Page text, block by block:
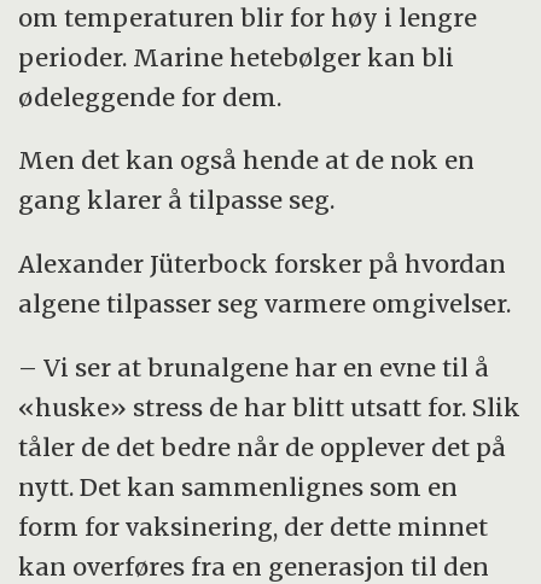
om temperaturen blir for høy i lengre
perioder. Marine hetebølger kan bli
ødeleggende for dem.
Men det kan også hende at de nok en
gang klarer å tilpasse seg.
Alexander Jüterbock forsker på hvordan
algene tilpasser seg varmere omgivelser.
– Vi ser at brunalgene har en evne til å
«huske» stress de har blitt utsatt for. Slik
tåler de det bedre når de opplever det på
nytt. Det kan sammenlignes som en
form for vaksinering, der dette minnet
kan overføres fra en generasjon til den